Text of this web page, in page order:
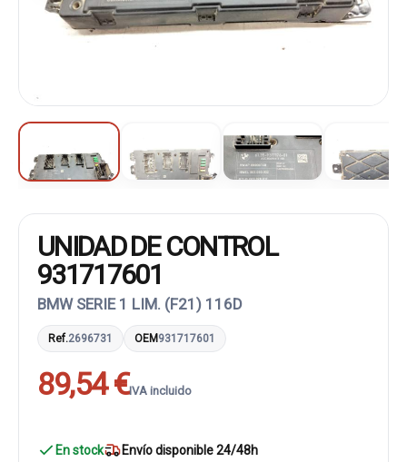
UNIDAD DE CONTROL
931717601
BMW SERIE 1 LIM. (F21) 116D
Ref.2696731 OEM931717601
89,54 €IVA incluido
En stock Envío disponible 24/48h